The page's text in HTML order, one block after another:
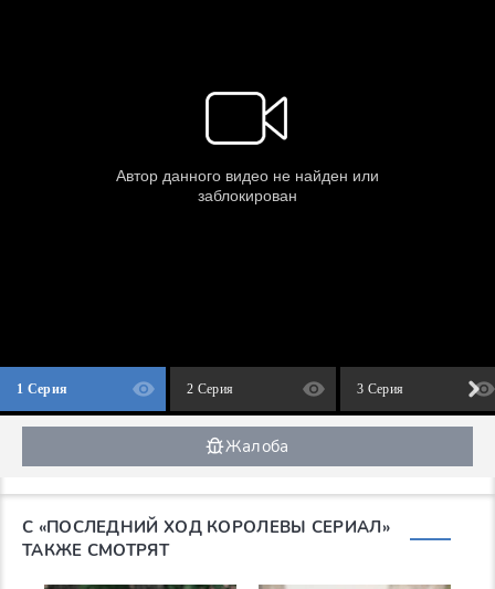
1 Серия 2 Серия 3 Серия
Жалоба
С «ПОСЛЕДНИЙ ХОД КОРОЛЕВЫ СЕРИАЛ»
ТАКЖЕ СМОТРЯТ